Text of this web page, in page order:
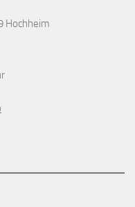
Hochheim